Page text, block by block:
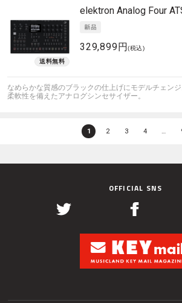
elektron Analog Four
329,899円(税込)
なめらかな質感のブラックの仕上げにモデルチェン
柔軟性を備えたアナログシンセサイザー。
1 2 3 4 …
OFFICIAL SNS